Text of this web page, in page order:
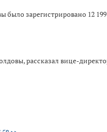
зарегистрировано 12 199
рассказал вице-